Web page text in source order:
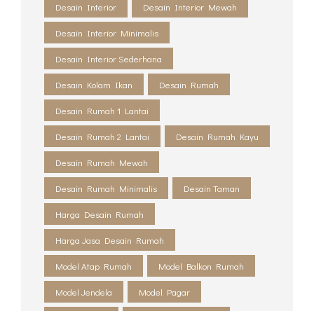
Desain Interior Desain Interior Mewah
Desain Interior Minimalis
Desain Interior Sederhana
Desain Kolam Ikan Desain Rumah
Desain Rumah 1 Lantai
Desain Rumah 2 Lantai Desain Rumah Kayu
Desain Rumah Mewah
Desain Rumah Minimalis Desain Taman
Harga Desain Rumah
Harga Jasa Desain Rumah
Model Atap Rumah Model Balkon Rumah
Model Jendela Model Pagar